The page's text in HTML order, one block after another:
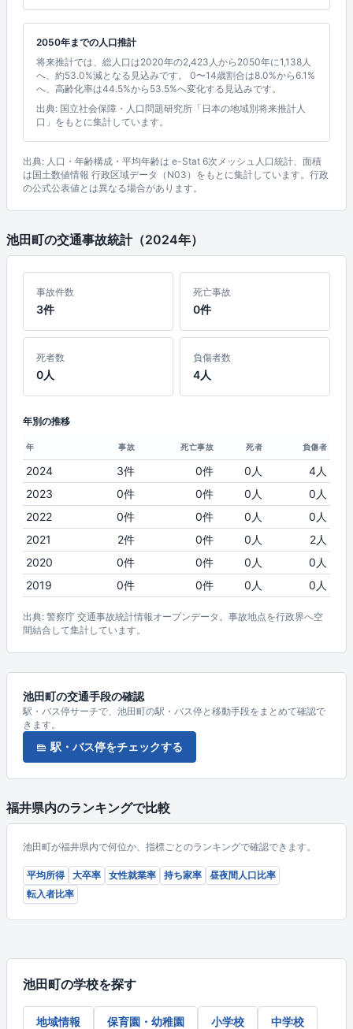
2050年までの人口推計
将来推計では、総人口は2020年の2,423人から2050年に1,138人
へ、約53.0%減となる見込みです。 0〜14歳割合は8.0%から6.1%
へ、高齢化率は44.5%から53.5%へ変化する見込みです。
出典: 国立社会保障・人口問題研究所「日本の地域別将来推計人
口」をもとに集計しています。
出典: 人口・年齢構成・平均年齢は e-Stat 6次メッシュ人口統計、面積
は国土数値情報 行政区域データ（N03）をもとに集計しています。行政
の公式公表値とは異なる場合があります。
池田町の交通事故統計（2024年）
事故件数
3件
死亡事故
0件
死者数
0人
負傷者数
4人
年別の推移
年 事故 死亡事故 死者 負傷者
2024 3件 0件 0人
4人
2023
0件 0件 0人
0人
2022
0件 0件 0人
0人
2021
2件 0件 0人
2人
2020
0件 0件 0人
0人
2019
0件 0件 0人 0人
出典: 警察庁 交通事故統計情報オープンデータ。事故地点を行政界へ空
間結合して集計しています。
池田町の交通手段の確認
駅・バス停サーチで、池田町の駅・バス停と移動手段をまとめて確認で
きます。
駅・バス停をチェックする
福井県内のランキングで比較
池田町が福井県内で何位か、指標ごとのランキングで確認できます。
平均所得 大卒率 女性就業率 持ち家率
昼夜間人口比率
転入者比率
池田町の学校を探す
地域情報 保育園・幼稚園 小学校 中学校